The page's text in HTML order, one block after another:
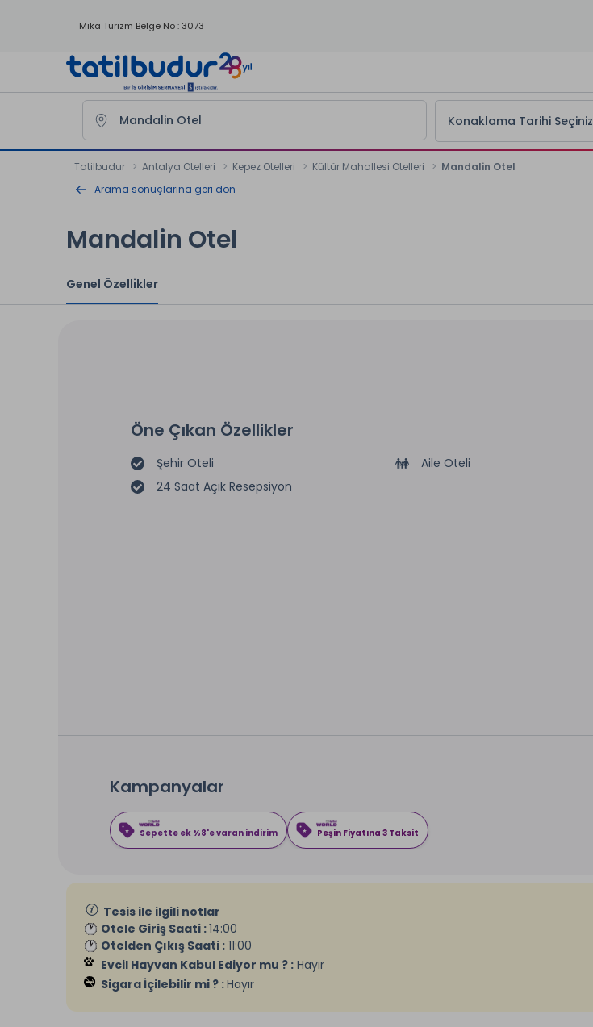
Mika Turizm Belge No : 3073
Konaklama Tarihi Seçiniz
Tatilbudur Antalya Otelleri Kepez Otelleri Kültür Mahallesi Otelleri
Mandalin Otel
Arama sonuçlarına geri dön
Mandalin Otel
Genel Özellikler
Öne Çıkan Özellikler
Şehir Oteli
Aile Oteli
24 Saat Açık Resepsiyon
Kampanyalar
Sepette ek %8'e varan indirim Peşin Fiyatına 3 Taksit
Tesis ile ilgili notlar
Otele Giriş Saati :14:00
Otelden Çıkış Saati : 11:00
Evcil Hayvan Kabul Ediyor mu ? : Hayır
Sigara İçilebilir mi ? :Hayır